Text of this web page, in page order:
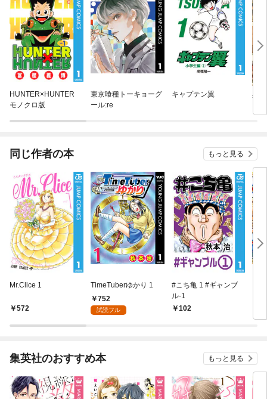
HUNTER×HUNTER
モノクロ版
東京喰種トーキョーグ
ール:re
キャプテン翼 異
同じ作者の本 もっと見る
Mr.Clice 1
572
TimeTuberゆかり 1
752
試読フル
#こち亀 1 #ギャンブ
ル‐1
102
集英社のおすすめ本 もっと見る